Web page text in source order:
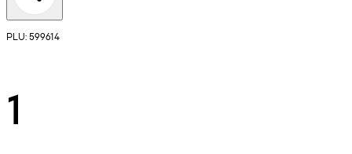
PLU: 599614
1